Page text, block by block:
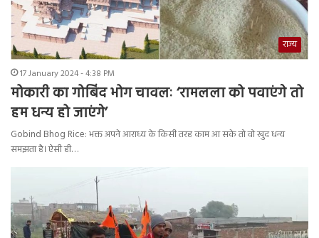
राज्य
17 January 2024 - 4:38 PM
मोकारी का गोबिंद भोग चावलः ‘रामलला को पवाएंगे तो
हम धन्य हो जाएंगे’
Gobind Bhog Rice: भक्त अपने आराध्य के किसी तरह काम आ सके तो वो खुद धन्य
समझता है। ऐसी ही…